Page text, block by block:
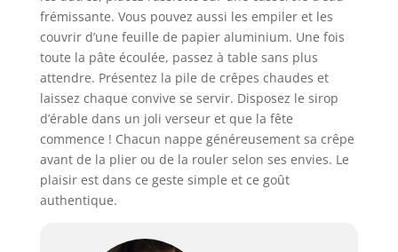
frémissante. Vous pouvez aussi les empiler et les
couvrir d’une feuille de papier aluminium. Une fois
toute la pâte écoulée, passez à table sans plus
attendre. Présentez la pile de crêpes chaudes et
laissez chaque convive se servir. Disposez le sirop
d’érable dans un joli verseur et que la fête
commence ! Chacun nappe généreusement sa crêpe
avant de la plier ou de la rouler selon ses envies. Le
plaisir est dans ce geste simple et ce goût
authentique.